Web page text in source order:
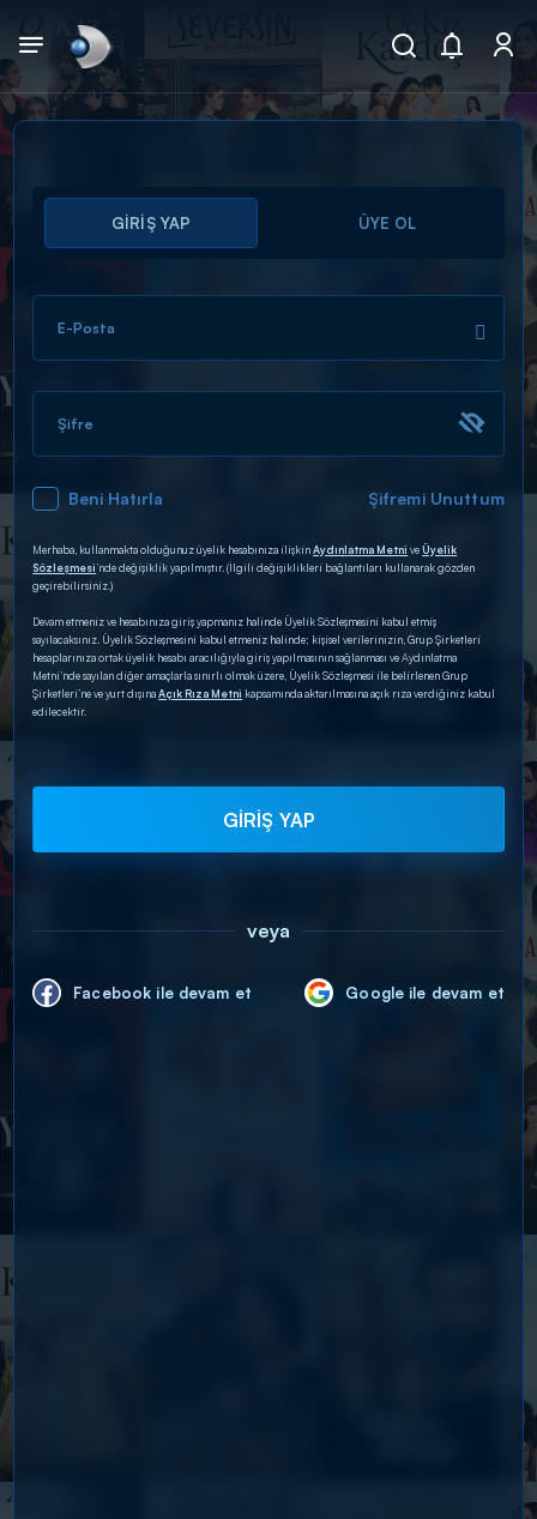
Arama
ARAMA SONUÇLARI
DİĞER SONUÇLAR
GİRİŞ YAP ÜYE OL
E-Posta
Şifre
Beni Hatırla Şifremi Unuttum
Merhaba, kullanmakta olduğunuz üyelik hesabınıza ilişkinAydınlatma Metni veÜyelik
Sözleşmesi’nde değişiklik yapılmıştır. (İlgili değişiklikleri bağlantıları kullanarak gözden
geçirebilirsiniz.)
Devam etmeniz ve hesabınıza giriş yapmanız halinde Üyelik Sözleşmesini kabul etmiş
sayılacaksınız. Üyelik Sözleşmesini kabul etmeniz halinde; kişisel verilerinizin, Grup Şirketleri
hesaplarınıza ortak üyelik hesabı aracılığıyla giriş yapılmasının sağlanması ve Aydınlatma
Metni’nde sayılan diğer amaçlarla sınırlı olmak üzere, Üyelik Sözleşmesi ile belirlenen Grup
Şirketleri’ne ve yurt dışınaAçık Rıza Metni kapsamında aktarılmasına açık rıza verdiğiniz kabul
edilecektir.
GİRİŞ YAP
veya
Facebook ile devam et Google ile devam et